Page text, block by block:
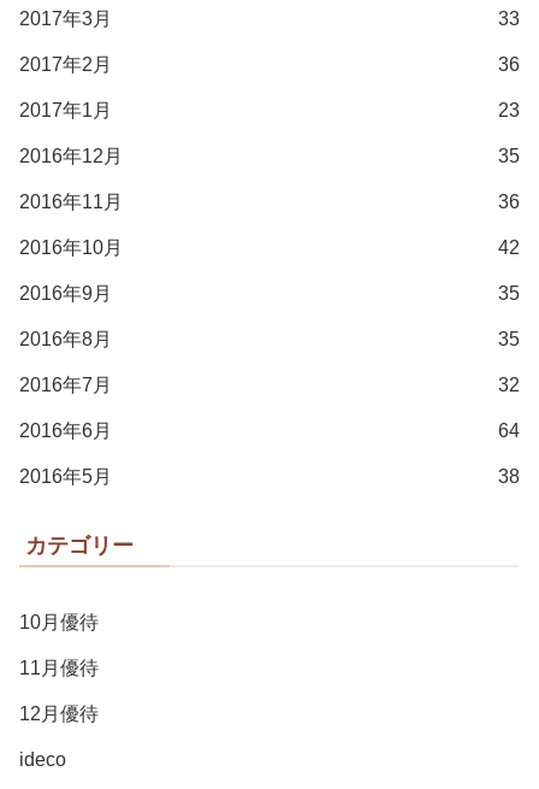
2017年3月 33
2017年2月 36
2017年1月 23
2016年12月 35
2016年11月 36
2016年10月 42
2016年9月 35
2016年8月 35
2016年7月 32
2016年6月 64
2016年5月 38
カテゴリー
10月優待
11月優待
12月優待
ideco